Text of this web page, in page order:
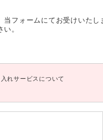
フォームにてお受けいたし
。
れサービスについて